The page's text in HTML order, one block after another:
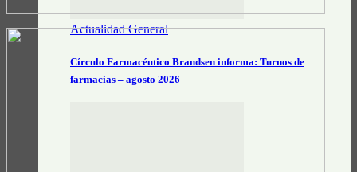
Actualidad General
Círculo Farmacéutico Brandsen informa: Turnos de
farmacias – agosto 2026